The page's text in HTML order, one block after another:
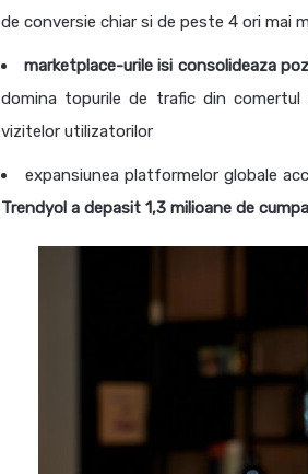
de conversie chiar si de peste 4 ori mai
marketplace-urile isi consolideaza
domina topurile de trafic din comertul
vizitelor utilizatorilor
expansiunea platformelor globale
Trendyol a depasit 1,3 milioane de